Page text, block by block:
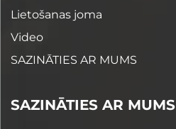
Lietošanas joma
Video
SAZINĀTIES AR MUMS
SAZINĀTIES AR MUMS